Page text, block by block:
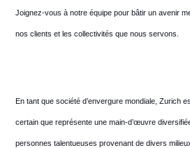
Joignez-vous à notre équipe pour bâtir un avenir
nos clients et les collectivités que nous servons.
En tant que société d’envergure mondiale, Zurich
certain que représente une main-d’œuvre
personnes talentueuses provenant de divers